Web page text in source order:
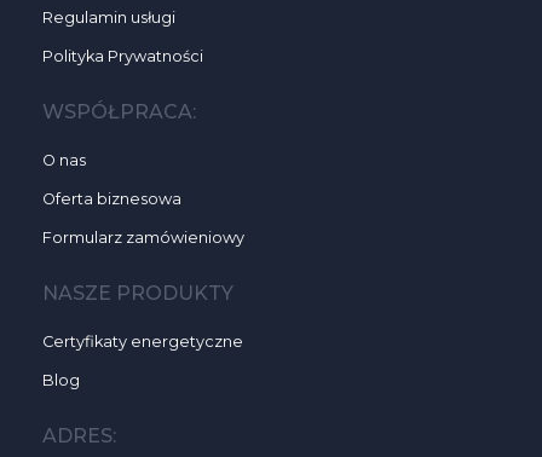
Regulamin usługi
Polityka Prywatności
WSPÓŁPRACA:
O nas
Oferta biznesowa
Formularz zamówieniowy
NASZE PRODUKTY
Certyfikaty energetyczne
Blog
ADRES: